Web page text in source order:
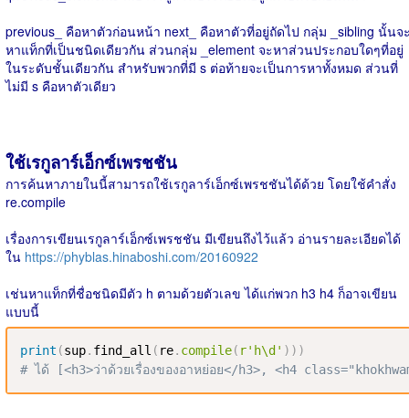
previous_ คือหาตัวก่อนหน้า next_ คือหาตัวที่อยู่ถัดไป กลุ่ม _sibling นั้นจ
หาแท็กที่เป็นชนิดเดียวกัน ส่วนกลุ่ม _element จะหาส่วนประกอบใดๆที่อยู่
ในระดับชั้นเดียวกัน สำหรับพวกที่มี s ต่อท้ายจะเป็นการหาทั้งหมด ส่วนที่
ไม่มี s คือหาตัวเดียว
ใช้เรกูลาร์เอ็กซ์เพรชชัน
การค้นหาภายในนี้สามารถใช้เรกูลาร์เอ็กซ์เพรชชันได้ด้วย โดยใช้คำสั่ง
re.compile
เรื่องการเขียนเรกูลาร์เอ็กซ์เพรชชัน มีเขียนถึงไว้แล้ว อ่านรายละเอียดได้
ใน https://phyblas.hinaboshi.com/20160922
เช่นหาแท็กที่ชื่อชนิดมีตัว h ตามด้วยตัวเลข ได้แก่พวก h3 h4 ก็อาจเขียน
แบบนี้
print (sup. find_all ( re. compile( r'h\d' ) ) )
# ได้ [<h3>ว่าด้วยเรื่องของอาหย่อย</h3>, <h4